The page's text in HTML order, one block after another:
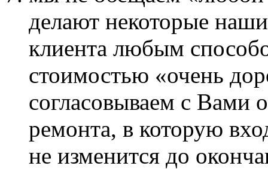
делают некоторые
клиента любым
стоимостью «очень
согласовываем с Вами
ремонта, в которую
не изменится до